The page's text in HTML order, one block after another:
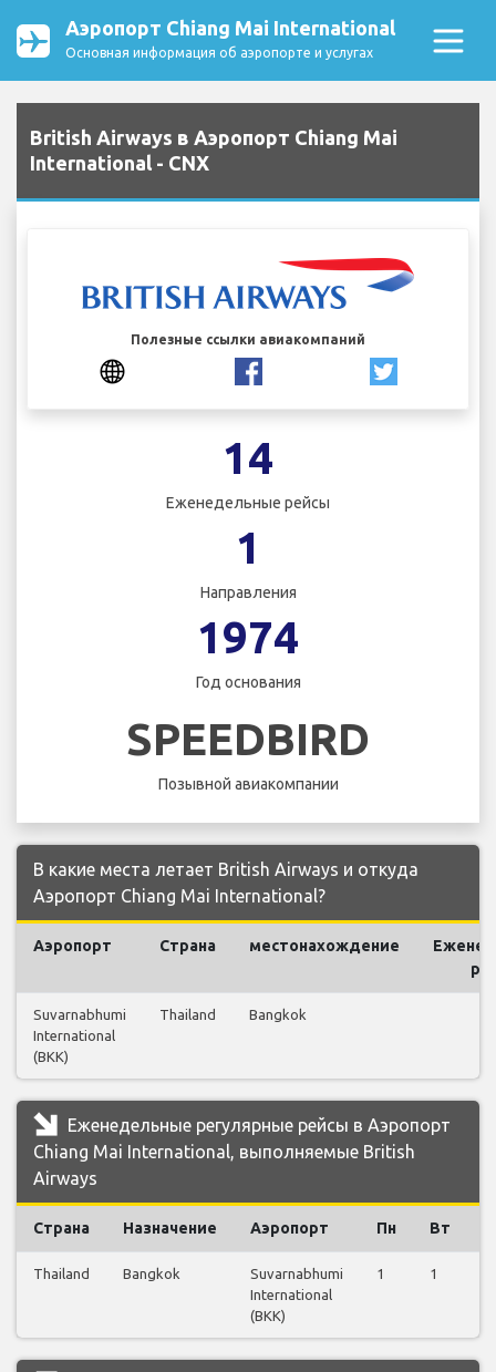
Аэропорт Chiang Mai International
Основная информация об аэропорте и услугах
British Airways в Аэропорт Chiang Mai
International - CNX
Полезные ссылки авиакомпаний
14
Еженедельные рейсы
1
Направления
1974
Год основания
SPEEDBIRD
Позывной авиакомпании
В какие места летает British Airways и откуда
Аэропорт Chiang Mai International?
Аэропорт Страна местонахождение
Suvarnabhumi
International
(BKK)
Thailand Bangkok
Еженедельные регулярные рейсы в Аэропорт
Chiang Mai International, выполняемые British
Airways
Страна Назначение Аэропорт Пн Вт
Thailand Bangkok
Suvarnabhumi
International
(BKK)
1 1